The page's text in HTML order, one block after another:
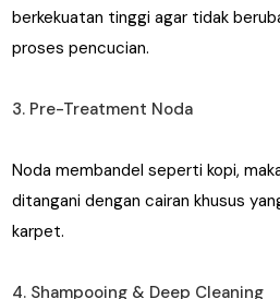
berkekuatan tinggi agar tidak
proses pencucian.
3. Pre-Treatment Noda
Noda membandel seperti kopi,
ditangani dengan cairan khusus
karpet.
4. Shampooing & Deep Cleaning